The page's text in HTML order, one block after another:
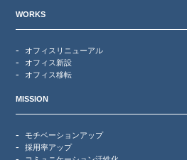
WORKS
オフィスリニューアル
オフィス新設
オフィス移転
MISSION
モチベーションアップ
採用率アップ